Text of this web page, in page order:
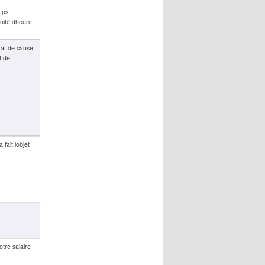
dheure
de cause,
de
lobjet
salaire